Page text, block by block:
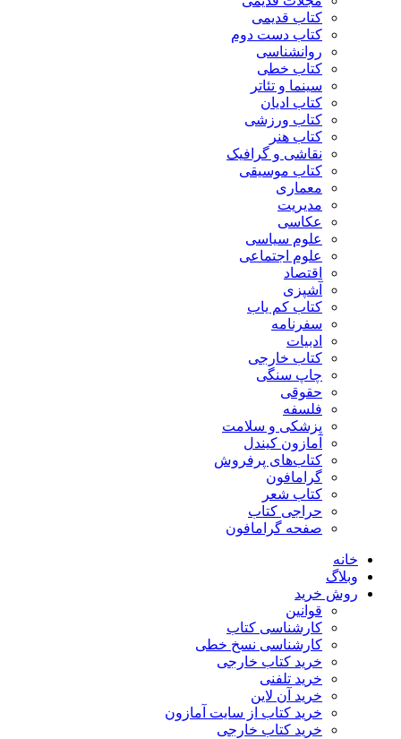
کتاب قدیمی
کتاب دست دوم
روانشناسی
کتاب خطی
سینما و تئاتر
کتاب ادیان
کتاب ورزشی
کتاب هنر
نقاشی و گرافیک
کتاب موسیقی
معماری
مدیریت
عکاسی
علوم سیاسی
علوم اجتماعی
اقتصاد
آشپزی
کتاب کم یاب
سفرنامه
ادبیات
کتاب خارجی
چاپ سنگی
حقوقی
فلسفه
پزشکی و سلامت
آمازون کیندل
کتاب‌های پرفروش
گرامافون
کتاب شعر
حراجی کتاب
صفحه گرامافون
خانه
وبلاگ
روش خرید
قوانین
کارشناسی کتاب
کارشناسی نسخ خطی
خرید کتاب خارجی
خرید تلفنی
خرید آن لاین
خرید کتاب از سایت آمازون
خرید کتاب خارجی